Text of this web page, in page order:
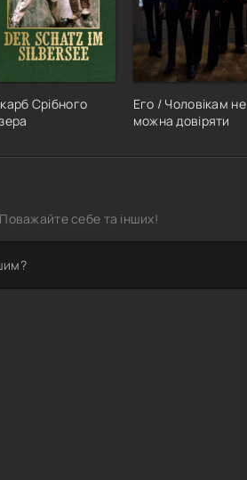
Срібного
Его / Чоловікам не
можна довіряти
себе та інших!